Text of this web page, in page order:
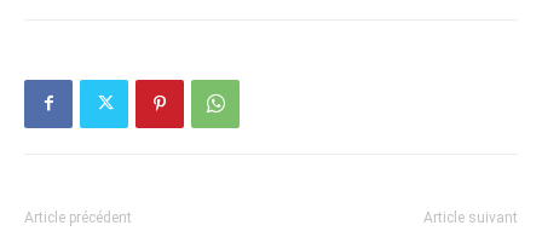
Article précédent Article suivant